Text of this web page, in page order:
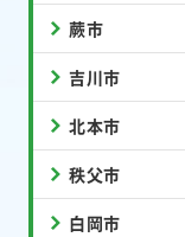
蕨市
吉川市
北本市
秩父市
白岡市